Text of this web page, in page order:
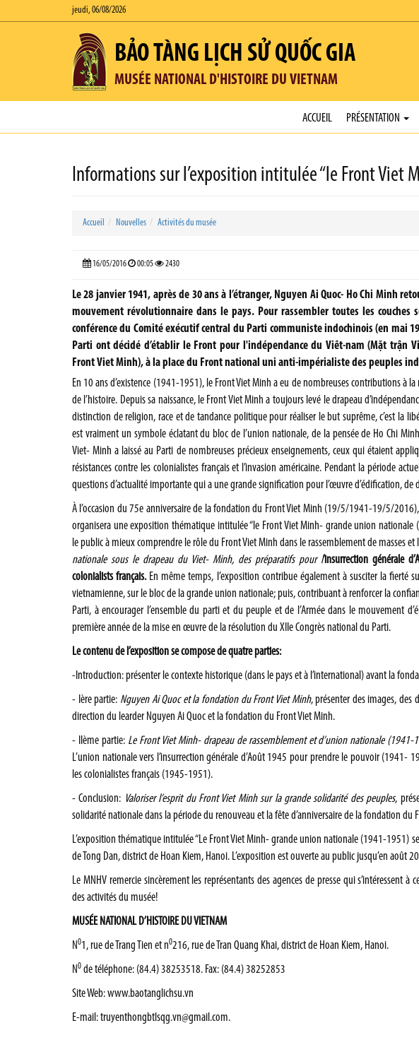
jeudi, 06/08/2026
BẢO TÀNG LỊCH SỬ QUỐC GIA
MUSÉE NATIONAL D'HISTOIRE DU VIETNAM
ACCUEIL PRÉSENTATION
Informations sur l’exposition intitulée “le Front Viet
Accueil Nouvelles Activités du musée
16/05/2016 00:05 2430
Le 28 janvier 1941, après de 30 ans à l’étranger, Nguyen Ai Quoc- Ho Chi Minh
mouvement révolutionnaire dans le pays. Pour rassembler toutes les couches
conférence du Comité exécutif central du Parti communiste indochinois (en mai
Parti ont décidé d’établir le Front pour l'indépendance du Viêt-nam (Mặt trận
Front Viet Minh), à la place du Front national uni anti-impérialiste des peuples
En 10 ans d’existence (1941-1951), le Front Viet Minh a eu de nombreuses contributions à
de l’histoire. Depuis sa naissance, le Front Viet Minh a toujours levé le drapeau
distinction de religion, race et de tandance politique pour réaliser le but suprême, c’est la
est vraiment un symbole éclatant du bloc de l’union nationale, de la pensée de Ho Chi
Viet- Minh a laissé au Parti de nombreuses précieux enseignements, ceux qui étaient
résistances contre les colonialistes français et l’invasion américaine. Pendant la période
questions d’actualité importante qui a une grande signification pour l’œuvre d’édification, de
À l’occasion du 75e anniversaire de la fondation du Front Viet Minh (19/5/1941-19/5/
organisera une exposition thématique intitulée “le Front Viet Minh- grande union
le public à mieux comprendre le rôle du Front Viet Minh dans le rassemblement de masses et
nationalesous le drapeau du Viet- Minh, des préparatifs pour l’insurrection générale
colonialists français.En même temps, l’exposition contribue également à susciter la fierté
vietnamienne, sur le bloc de la grande union nationale; puis, contribuant à renforcer la
Parti, à encourager l’ensemble du parti et du peuple et de l’Armée dans le mouvement
première année de la mise en œuvre de la résolution du XIIe Congrès national du Parti.
Le contenu de l’exposition se compose de quatre parties:
-Introduction: présenter le contexte historique (dans le pays et à l’international) avant la
- Ière partie: Nguyen Ai Quoc et la fondation du Front Viet Minh, présenter des images, des
direction du learder Nguyen Ai Quoc et la fondation du Front Viet Minh.
- IIème partie: Le Front Viet Minh- drapeau de rassemblement et d’union nationale (1941-
L’union nationale vers l’insurrection générale d’Août 1945 pour prendre le pouvoir (1941-
les colonialistes français (1945-1951).
- Conclusion: Valoriser l’esprit du Front Viet Minh sur la grande solidarité des peuples,
solidarité nationale dans la période du renouveau et la fête d’anniversaire de la fondation du
L’exposition thématique intitulée “Le Front Viet Minh- grande union nationale (1941-1951)
de Tong Dan, district de Hoan Kiem, Hanoi. L’exposition est ouverte au public jusqu’en août
Le MNHV remercie sincèrement les représentants des agences de presse qui s’intéressent
des activités du musée!
MUSÉE NATIONAL D’HISTOIRE DU VIETNAM
N01, rue de Trang Tien et n0216, rue de Tran Quang Khai, district de Hoan Kiem, Hanoi.
N0 de téléphone: (84.4) 38253518. Fax: (84.4) 38252853
Site Web:www.baotanglichsu.vn
E-mail:truyenthongbtlsqg.vn@gmail.com.